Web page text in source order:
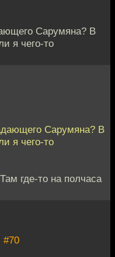
Сарумяна? В
я чего-то
Сарумяна? В
я чего-то
где-то на полчаса
#70